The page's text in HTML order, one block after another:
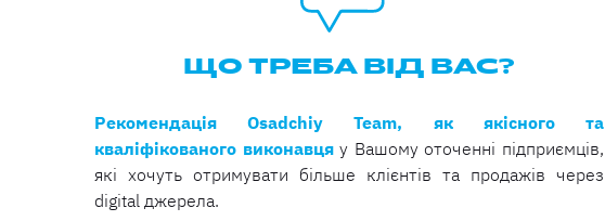
ЩО ТРЕБА ВІД ВАС?
Рекомендація Osadchiy Team, як якісного та
кваліфікованого виконавцяу Вашому оточенні підприємців,
які хочуть отримувати більше клієнтів та продажів через
digital джерела.